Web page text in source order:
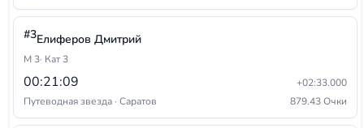
#3Елиферов Дмитрий
М 3· Кат 3
00:21:09
+02:33.000
Путеводная звезда · Саратов
879.43 Очки